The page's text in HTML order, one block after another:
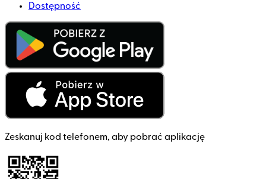
Dostępność
Zeskanuj kod telefonem, aby pobrać aplikację